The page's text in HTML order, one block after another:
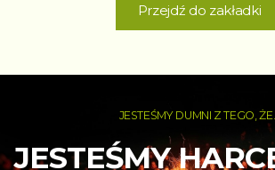
Przejdź do zakładki
JESTEŚMY DUMNI Z TEGO, ŻE...
JESTEŚMY